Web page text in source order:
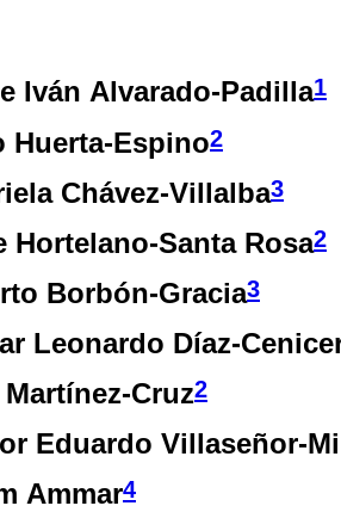
Iván Alvarado-Padilla1
Huerta-Espino2
Chávez-Villalba3
Hortelano-Santa Rosa2
Borbón-Gracia3
Leonardo Díaz-
Cruz2
Eduardo Villaseñor-
Ammar4